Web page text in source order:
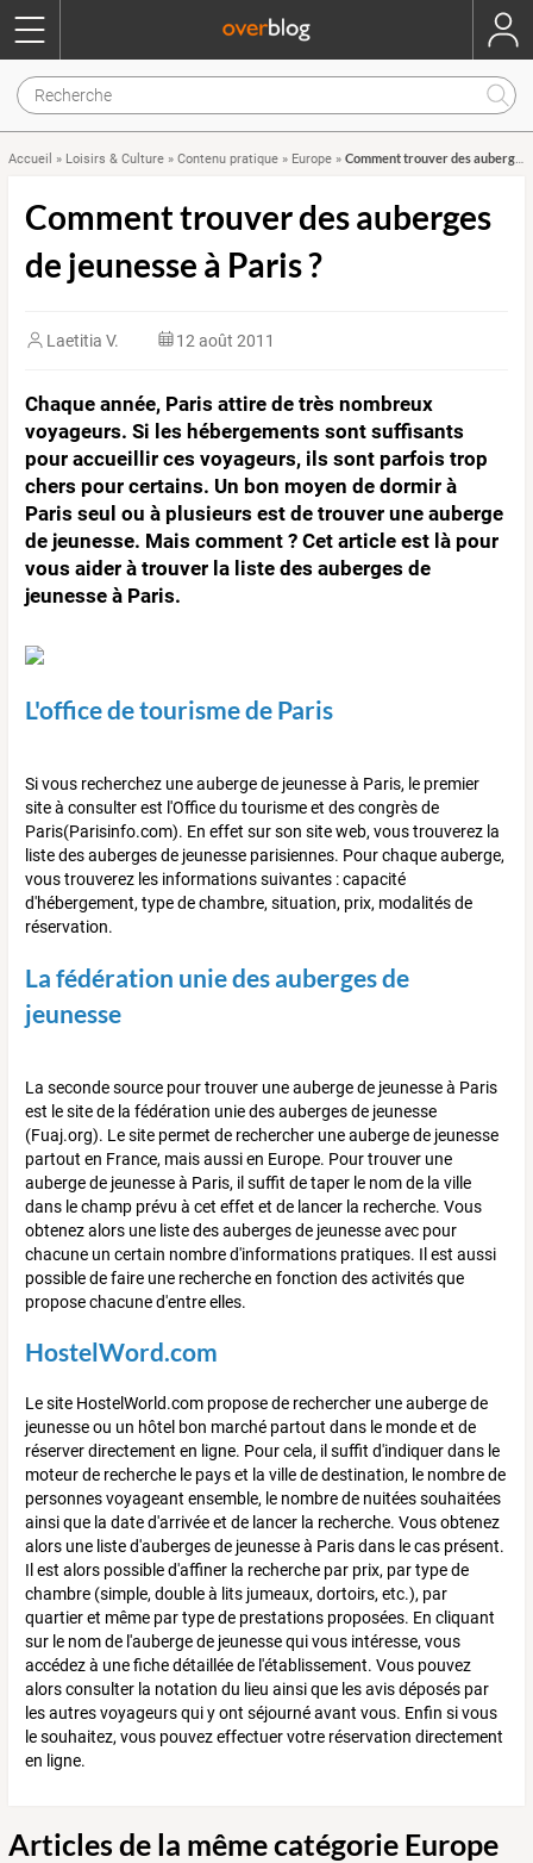
Accueil » Loisirs & Culture » Contenu pratique » Europe » Comment trouver des auberges de jeunesse à Paris ?
Comment trouver des auberges
de jeunesse à Paris ?
Laetitia V. 12 août 2011
Chaque année, Paris attire de très nombreux
voyageurs. Si les hébergements sont suffisants
pour accueillir ces voyageurs, ils sont parfois trop
chers pour certains. Un bon moyen de dormir à
Paris seul ou à plusieurs est de trouver une auberge
de jeunesse. Mais comment ? Cet article est là pour
vous aider à trouver la liste des auberges de
jeunesse à Paris.
L'office de tourisme de Paris
Si vous recherchez une auberge de jeunesse à Paris, le premier
site à consulter est l'Office du tourisme et des congrès de
Paris(Parisinfo.com). En effet sur son site web, vous trouverez la
liste des auberges de jeunesse parisiennes. Pour chaque auberge,
vous trouverez les informations suivantes : capacité
d'hébergement, type de chambre, situation, prix, modalités de
réservation.
La fédération unie des auberges de
jeunesse
La seconde source pour trouver une auberge de jeunesse à Paris
est le site de la fédération unie des auberges de jeunesse
(Fuaj.org). Le site permet de rechercher une auberge de jeunesse
partout en France, mais aussi en Europe. Pour trouver une
auberge de jeunesse à Paris, il suffit de taper le nom de la ville
dans le champ prévu à cet effet et de lancer la recherche. Vous
obtenez alors une liste des auberges de jeunesse avec pour
chacune un certain nombre d'informations pratiques. Il est aussi
possible de faire une recherche en fonction des activités que
propose chacune d'entre elles.
HostelWord.com
Le site HostelWorld.com propose de rechercher une auberge de
jeunesse ou un hôtel bon marché partout dans le monde et de
réserver directement en ligne. Pour cela, il suffit d'indiquer dans le
moteur de recherche le pays et la ville de destination, le nombre de
personnes voyageant ensemble, le nombre de nuitées souhaitées
ainsi que la date d'arrivée et de lancer la recherche. Vous obtenez
alors une liste d'auberges de jeunesse à Paris dans le cas présent.
Il est alors possible d'affiner la recherche par prix, par type de
chambre (simple, double à lits jumeaux, dortoirs, etc.), par
quartier et même par type de prestations proposées. En cliquant
sur le nom de l'auberge de jeunesse qui vous intéresse, vous
accédez à une fiche détaillée de l'établissement. Vous pouvez
alors consulter la notation du lieu ainsi que les avis déposés par
les autres voyageurs qui y ont séjourné avant vous. Enfin si vous
le souhaitez, vous pouvez effectuer votre réservation directement
en ligne.
Articles de la même catégorie Europe